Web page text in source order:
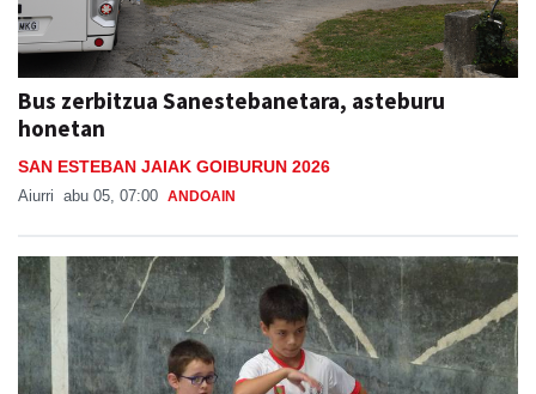
Bus zerbitzua Sanestebanetara, asteburu
honetan
SAN ESTEBAN JAIAK GOIBURUN 2026
Aiurri abu 05, 07:00 ANDOAIN